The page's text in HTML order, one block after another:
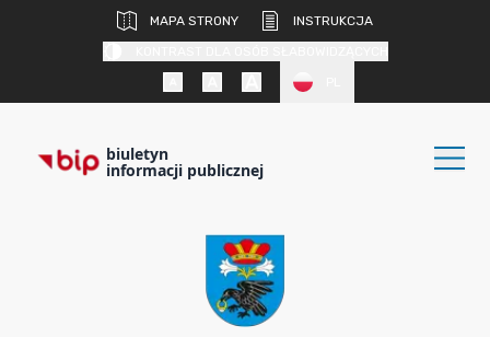
MAPA STRONY
INSTRUKCJA
biuletyn
informacji publicznej